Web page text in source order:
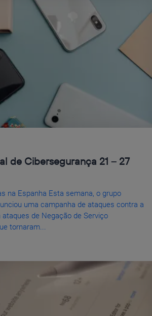
de Cibersegurança 21 – 27
na Espanha Esta semana, o grupo
uma campanha de ataques contra a
ataques de Negação de Serviço
tornaram...